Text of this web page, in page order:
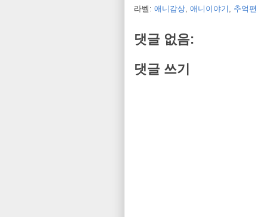
라벨: 애니감상, 애니이야기 , 추억편
댓글 없음:
댓글 쓰기